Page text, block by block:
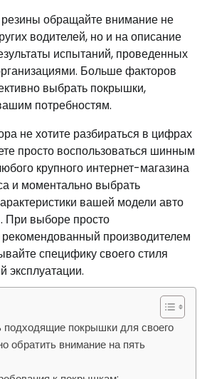
обращайте внимание не
водителей, но и на описание
испытаний, проведенных
Больше факторов
выбрать покрышки,
потребностям.
не хотите разбираться в цифрах
просто воспользоваться шинным
крупного интернет-магазина
и моментально выбрать
вашей модели авто
При выборе просто
рекомендованный производителем
специфику своего стиля
эксплуатации.
покрышки для своего
обратить внимание на пять